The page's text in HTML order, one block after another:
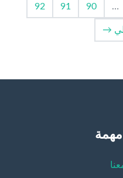
…
90
91
92
→